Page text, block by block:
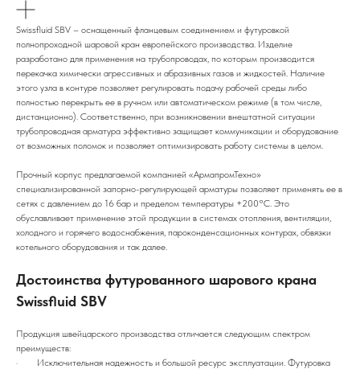
Swissfluid SBV – оснащенный фланцевым соединением и футуровкой
полнопроходной шаровой кран европейского производства. Изделие
разработано для применения на трубопроводах, по которым производится
перекачка химически агрессивных и абразивных газов и жидкостей. Наличие
этого узла в контуре позволяет регулировать подачу рабочей среды либо
полностью перекрыть ее в ручном или автоматическом режиме (в том числе,
дистанционно). Соответственно, при возникновении внештатной ситуации
трубопроводная арматура эффективно защищает коммуникации и оборудование
от возможных поломок и позволяет оптимизировать работу системы в целом.
Прочный корпус предлагаемой компанией «АрмапромТехно»
специализированной запорно-регулирующей арматуры позволяет применять ее в
сетях с давлением до 16 бар и пределом температуры +200°С. Это
обуславливает применение этой продукции в системах отопления, вентиляции,
холодного и горячего водоснабжения, пароконденсационных контурах, обвязки
котельного оборудования и так далее.
Достоинства футурованного шарового крана
Swissfluid SBV
Продукция швейцарского производства отличается следующим спектром
преимуществ:
· Исключительная надежность и большой ресурс эксплуатации. Футуровка